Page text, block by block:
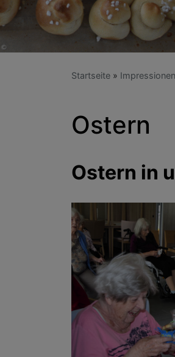
Startseite Impressionen
Ostern
Ostern in